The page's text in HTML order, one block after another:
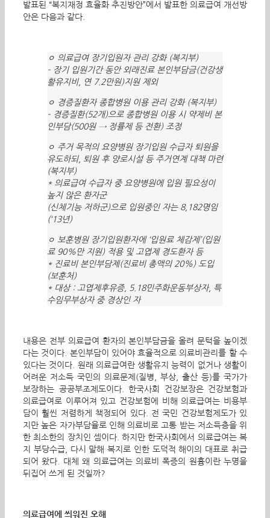
발표된 “복지재정 효율화 추진방안”에서 발표한 의료급여 개선방
안은 다음과 같다.
ㅇ 의료급여 장기입원자 관리 강화 (복지부)
– 장기 입원기간 동안 외래진료 본인부담금(건강생
활유지비, 연 7.2만원)지원 제외
ㅇ 경증질환자 종합병원 이용 관리 강화 (복지부)
– 경증질환(52개)으로 종합병원 이용 시 약제비 본
인부담(500원 → 정률제 등 전환) 조정
ㅇ 주거 목적의 요양병원 장기입원 수급자 퇴원을
유도하되, 퇴원 후 양로시설 등 주거연계 대책 마련
(복지부)
* 의료급여 수급자 중 요양병원에 입원 필요성이
높지 않은 환자군
(신체기능 저하군)으로 입원중인 자는 8,182명임
(‘13년)
ㅇ 보훈병원 장기입원환자에 ‘입원료 체감제’(입원
료 90%만 지원) 적용 및 고엽제 경도환자 등
* 진료비 본인부담제(진료비 총액의 20%) 도입
(보훈처)
* 대상 : 고엽제후유증, 5.18민주화운동부상자, 특
수임무부상자 중 경상인 자
내용은 전부 의료급여 환자의 본인부담금을 올려 문턱을 높이겠
다는 것이다. 본인부담이 있어야 효율적으로 의료비관리를 할 수
있다는 것이다. 원래 의료급여란 생활유지 능력이 없거나 생활이
어려운 저소득 국민의 의료문제(질병, 부상, 출산 등)를 국가가
보장하는 공공부조제도이다. 한국사회 건강보장은 건강보험과
의료급여로 이루어져 있고 건강보험에 비해 의료급여는 비용부
담이 훨씬 저렴하게 책정되어 있다. 전 국민 건강보험제도가 있
지만 높은 자가부담율로 인해 의료비로 고통 받는 저소득층을 위
한 최소한의 장치인 셈이다. 하지만 한국사회에서 의료급여는 복
지 부당수급, 다시 말해 복지로 인한 도덕적 해이의 대표로 취급
되어 왔다. 대체 왜 의료급여는 의료비 폭증의 원흉이란 누명을
뒤집어 쓰게 된 것일까?
의료급여에 씌워진 오해